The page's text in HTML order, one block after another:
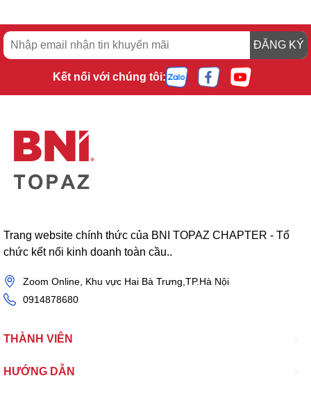
ĐĂNG KÝ
Kết nối với chúng tôi:
Trang website chính thức của BNI TOPAZ CHAPTER - Tổ
chức kết nối kinh doanh toàn cầu..
Zoom Online, Khu vực Hai Bà Trưng,TP.Hà Nội
0914878680
THÀNH VIÊN
HƯỚNG DẪN